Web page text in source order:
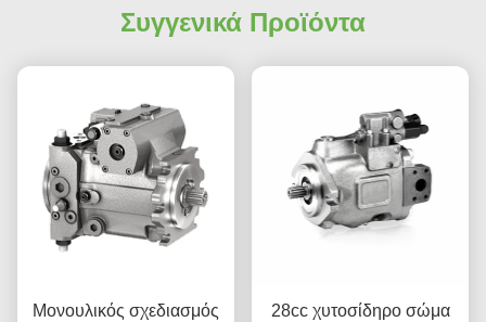
Συγγενικά Προϊόντα
Μονουλικός σχεδιασμός
28cc χυτοσίδηρο σώμα